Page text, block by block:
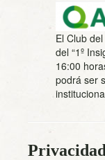
El Club
del “1º
16:00
podrá ser